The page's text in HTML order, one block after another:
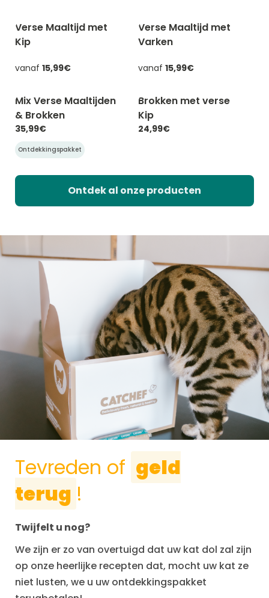
-20% met CATCHEF20
Verse Maaltijd met
Kip
vanaf 15,99€
-20% met CATCHEF20
Verse Maaltijd met
Varken
vanaf 15,99€
-20% met CATCHEF20
Mix Verse Maaltijden
& Brokken
35,99€
Ontdekkingspakket
-20% met CATCHEF20
Brokken met verse
Kip
24,99€
Ontdek al onze producten
Tevreden of geld
terug !
Twijfelt u nog?
We zijn er zo van overtuigd dat uw kat dol zal zijn
op onze heerlijke recepten dat, mocht uw kat ze
niet lusten, we u uw ontdekkingspakket